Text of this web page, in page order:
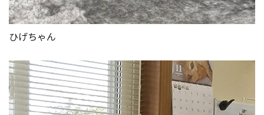
ひげちゃん